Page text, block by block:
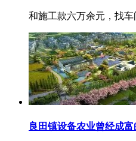
和施工款六万余元，找
良田镇设备农业曾经成